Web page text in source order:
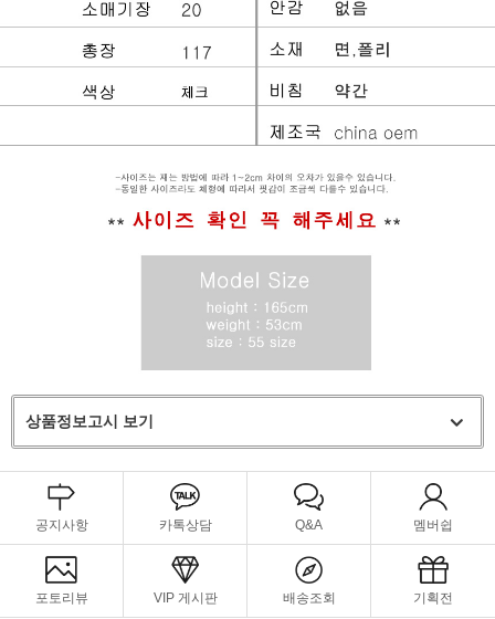
상품정보고시 보기
공지사항 카톡상담 Q&A 멤버쉽
포토리뷰 VIP 게시판 배송조회 기획전